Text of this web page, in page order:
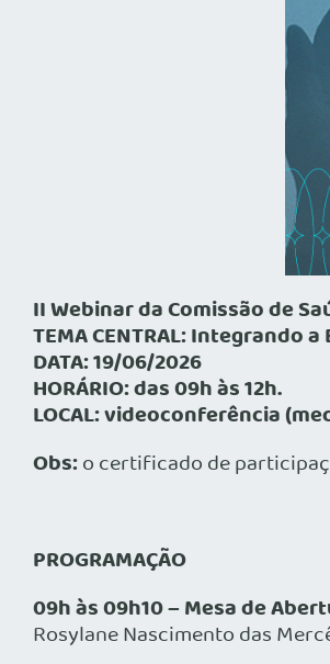
II Webinar da Comissão de
TEMA CENTRAL: Integrando
DATA: 19/06/2026
HORÁRIO: das 09h às 12h.
LOCAL: videoconferência
Obs:o certificado de
PROGRAMAÇÃO
09h às 09h10 – Mesa de
Rosylane Nascimento das